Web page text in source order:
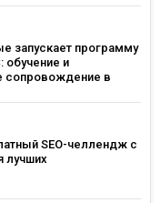
запускает программу
обучение и
сопровождение в
SEO-челлендж с
лучших